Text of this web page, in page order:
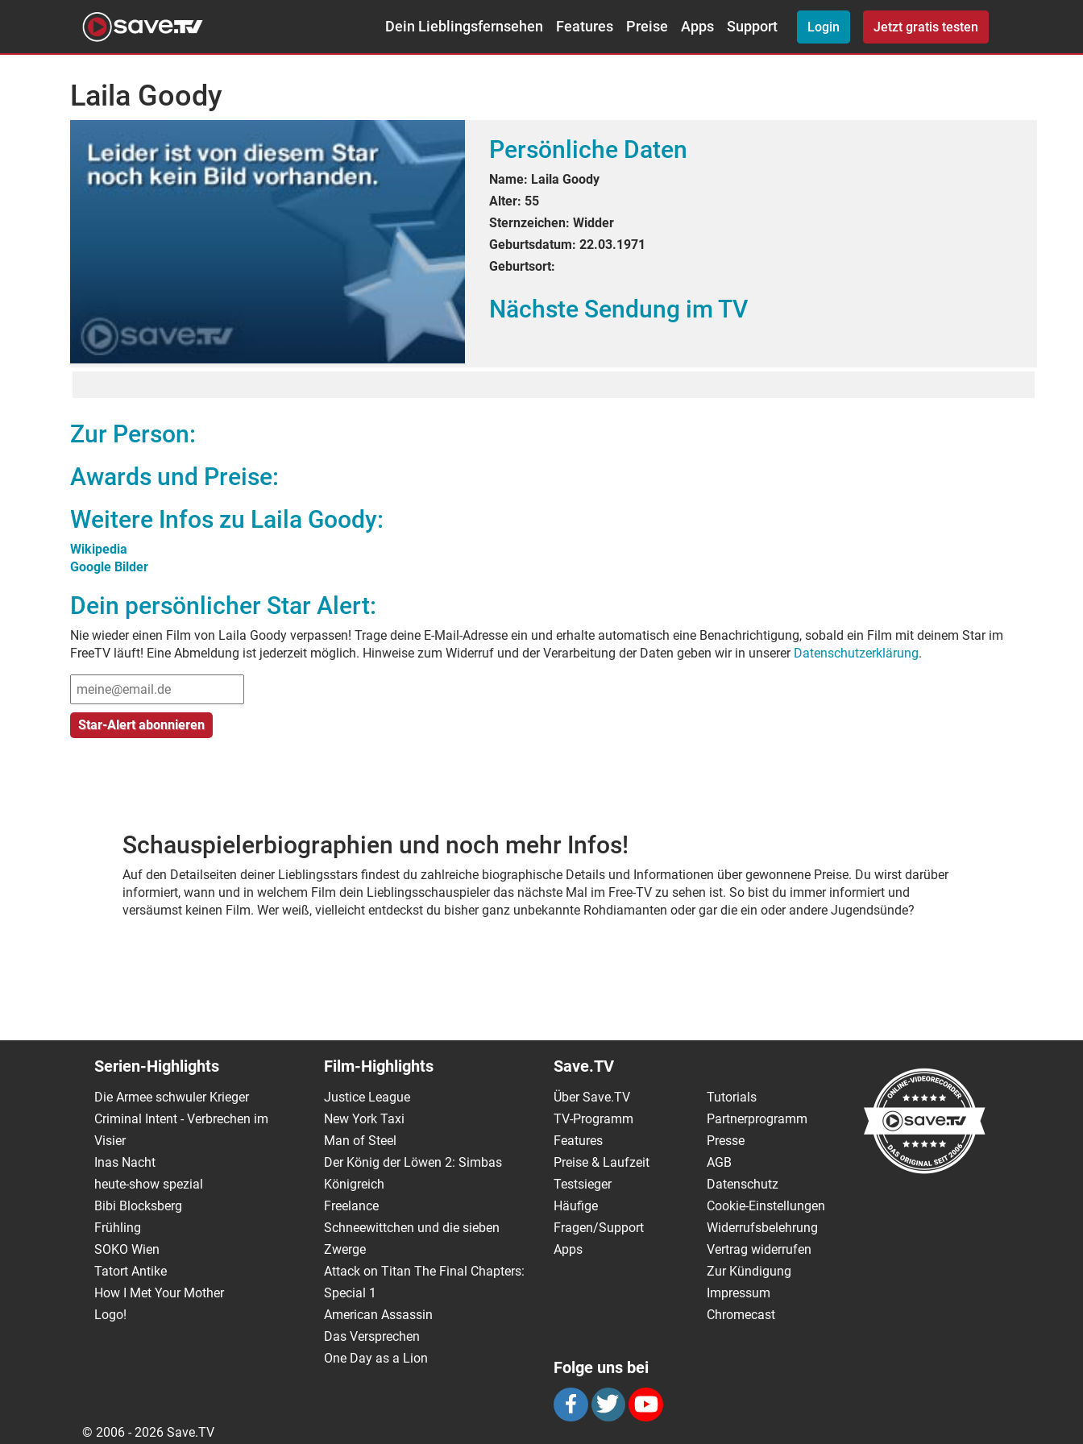
Dein Lieblingsfernsehen Features Preise Apps Support Login Jetzt gratis testen
Laila Goody
Persönliche Daten
Name: Laila Goody
Alter: 55
Sternzeichen: Widder
Geburtsdatum: 22.03.1971
Geburtsort:
Nächste Sendung im TV
Zur Person:
Awards und Preise:
Weitere Infos zu Laila Goody:
Wikipedia
Google Bilder
Dein persönlicher Star Alert:
Nie wieder einen Film von Laila Goody verpassen! Trage deine E-Mail-Adresse ein und erhalte automatisch eine Benachrichtigung, sobald ein Film mit deinem Star im
FreeTV läuft! Eine Abmeldung ist jederzeit möglich. Hinweise zum Widerruf und der Verarbeitung der Daten geben wir in unserer Datenschutzerklärung.
Schauspielerbiographien und noch mehr Infos!
Auf den Detailseiten deiner Lieblingsstars findest du zahlreiche biographische Details und Informationen über gewonnene Preise. Du wirst darüber
informiert, wann und in welchem Film dein Lieblingsschauspieler das nächste Mal im Free-TV zu sehen ist. So bist du immer informiert und
versäumst keinen Film. Wer weiß, vielleicht entdeckst du bisher ganz unbekannte Rohdiamanten oder gar die ein oder andere Jugendsünde?
Serien-Highlights
Die Armee schwuler Krieger
Criminal Intent - Verbrechen im
Visier
Inas Nacht
heute-show spezial
Bibi Blocksberg
Frühling
SOKO Wien
Tatort Antike
How I Met Your Mother
Logo!
Film-Highlights
Justice League
New York Taxi
Man of Steel
Der König der Löwen 2: Simbas
Königreich
Freelance
Schneewittchen und die sieben
Zwerge
Attack on Titan The Final Chapters:
Special 1
American Assassin
Das Versprechen
One Day as a Lion
Save.TV
Über Save.TV
TV-Programm
Features
Preise & Laufzeit
Testsieger
Häufige
Fragen/Support
Apps
Tutorials
Partnerprogramm
Presse
AGB
Datenschutz
Cookie-Einstellungen
Widerrufsbelehrung
Vertrag widerrufen
Zur Kündigung
Impressum
Chromecast
Folge uns bei
© 2006 - 2026 Save.TV